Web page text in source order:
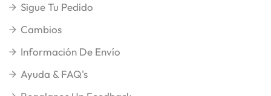
Sigue Tu Pedido
Cambios
Información De Envío
Ayuda & FAQ's